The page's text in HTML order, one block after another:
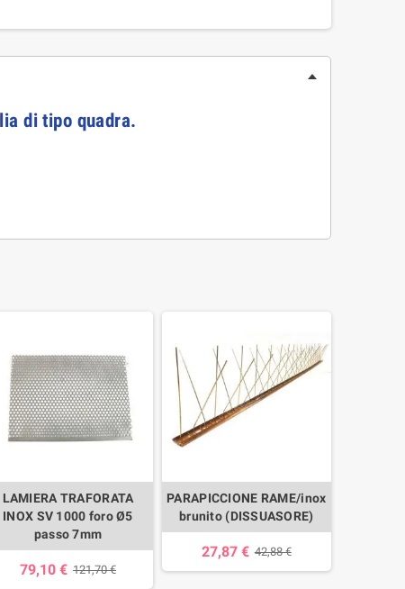
di tipo quadra.
LAMIERA TRAFORATA
INOX SV 1000 foro Ø5
passo 7mm
79,10 € 121,70 €
PARAPICCIONE RAME/inox
brunito (DISSUASORE)
27,87 € 42,88 €